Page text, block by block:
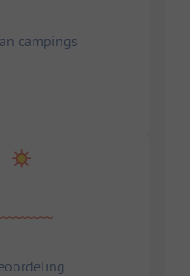
campings